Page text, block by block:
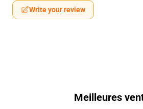
Write your review
Meilleures